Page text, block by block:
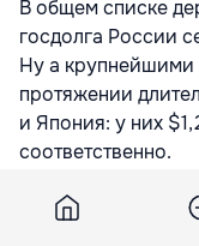
В общем списке
госдолга России
Ну а крупнейшими
протяжении
и Япония: у них
соответственно.
При этом